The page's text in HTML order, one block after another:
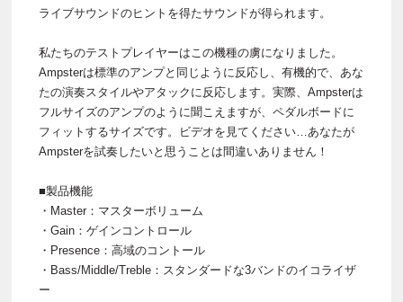
ライブサウンドのヒントを得たサウンドが得られます。
私たちのテストプレイヤーはこの機種の虜になりました。
Ampsterは標準のアンプと同じように反応し、有機的で、あな
たの演奏スタイルやアタックに反応します。実際、Ampsterは
フルサイズのアンプのように聞こえますが、ペダルボードに
フィットするサイズです。ビデオを見てください…あなたが
Ampsterを試奏したいと思うことは間違いありません！
■製品機能
・Master：マスターボリューム
・Gain：ゲインコントロール
・Presence：高域のコントール
・Bass/Middle/Treble：スタンダードな3バンドのイコライザ
ー